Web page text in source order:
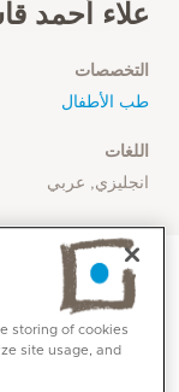
علاء أحمد
التخصصات
طب الأطفال
اللغات
انجليزي, عربي
storing of cookies
site usage, and